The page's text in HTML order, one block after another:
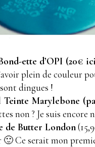
ette d’OPI (20€
plein de couleur
dingues !
Teinte Marylebone
non ? Je suis encore
de Butter London
Ce serait mon